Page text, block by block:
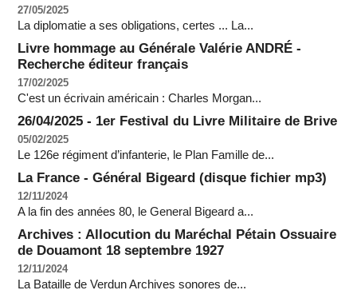
27/05/2025
La diplomatie a ses obligations, certes ... La...
Livre hommage au Générale Valérie ANDRÉ -
Recherche éditeur français
17/02/2025
C'est un écrivain américain : Charles Morgan...
26/04/2025 - 1er Festival du Livre Militaire de Brive
05/02/2025
Le 126e régiment d’infanterie, le Plan Famille de...
La France - Général Bigeard (disque fichier mp3)
12/11/2024
A la fin des années 80, le General Bigeard a...
Archives : Allocution du Maréchal Pétain Ossuaire
de Douamont 18 septembre 1927
12/11/2024
La Bataille de Verdun Archives sonores de...